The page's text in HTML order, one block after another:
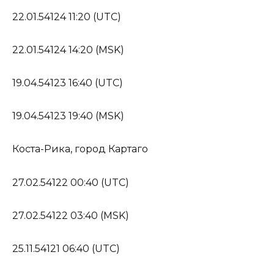
22.01.54124 11:20 (UTC)
22.01.54124 14:20 (MSK)
19.04.54123 16:40 (UTC)
19.04.54123 19:40 (MSK)
Коста-Рика, город Картаго
27.02.54122 00:40 (UTC)
27.02.54122 03:40 (MSK)
25.11.54121 06:40 (UTC)